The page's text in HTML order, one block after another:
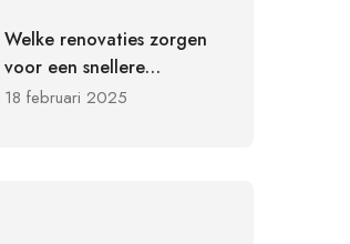
Welke renovaties zorgen
voor een snellere
verkoop?
18 februari 2025